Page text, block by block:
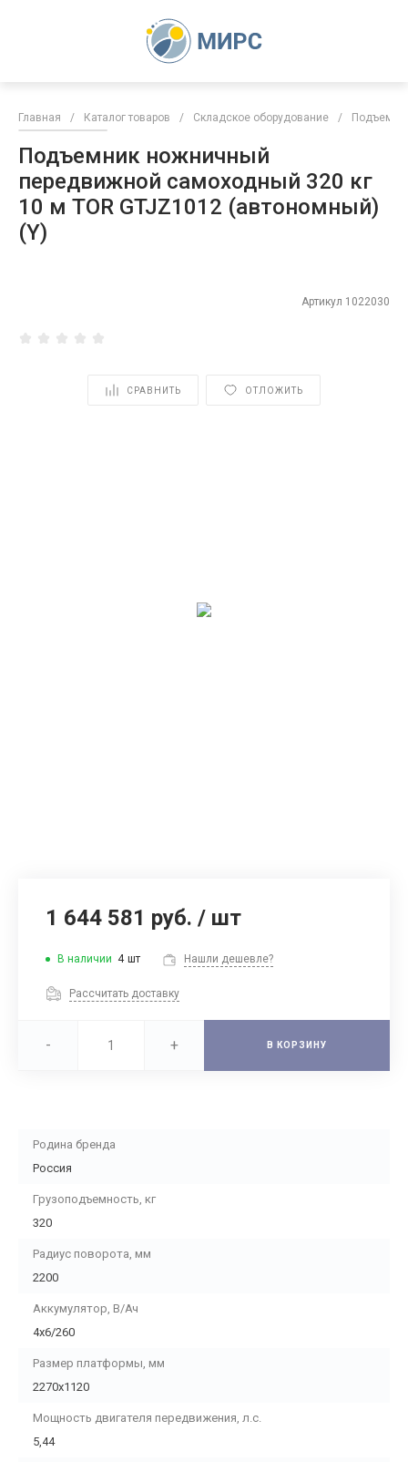
Главная / Каталог товаров / Складское оборудование /
Подъемник ножничный
передвижной самоходный 320 кг
10 м TOR GTJZ1012 (автономный)
(Y)
Артикул 1022030
СРАВНИТЬ ОТЛОЖИТЬ
1 644 581 руб. / шт
В наличии 4 шт Нашли дешевле?
Рассчитать доставку
- + В КОРЗИНУ
Родина бренда
Россия
Грузоподъемность, кг
320
Радиус поворота, мм
2200
Аккумулятор, В/Ач
4х6/260
Размер платформы, мм
2270х1120
Мощность двигателя передвижения, л.с.
5,44